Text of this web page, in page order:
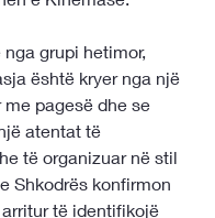
grupi hetimor,
është kryer nga një
pagesë dhe se
atentat të
të organizuar në stil
Shkodrës konfirmon
të identifikojë